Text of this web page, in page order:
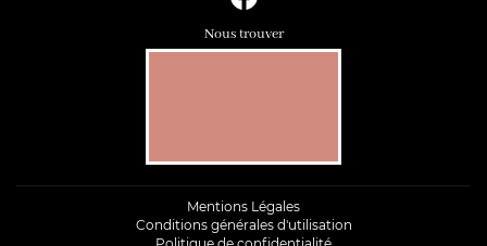
Nous trouver
Mentions Légales
Conditions générales d'utilisation